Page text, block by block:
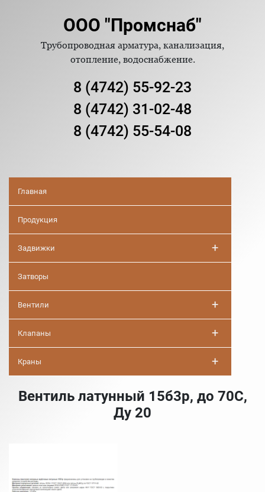
ООО "Промснаб"
Трубопроводная арматура, канализация,
отопление, водоснабжение.
8 (4742) 55-92-23
8 (4742) 31-02-48
8 (4742) 55-54-08
Главная
Продукция
Задвижки +
Затворы
Вентили +
Клапаны +
Краны +
Вентиль латунный 15б3р, до 70С,
Ду 20